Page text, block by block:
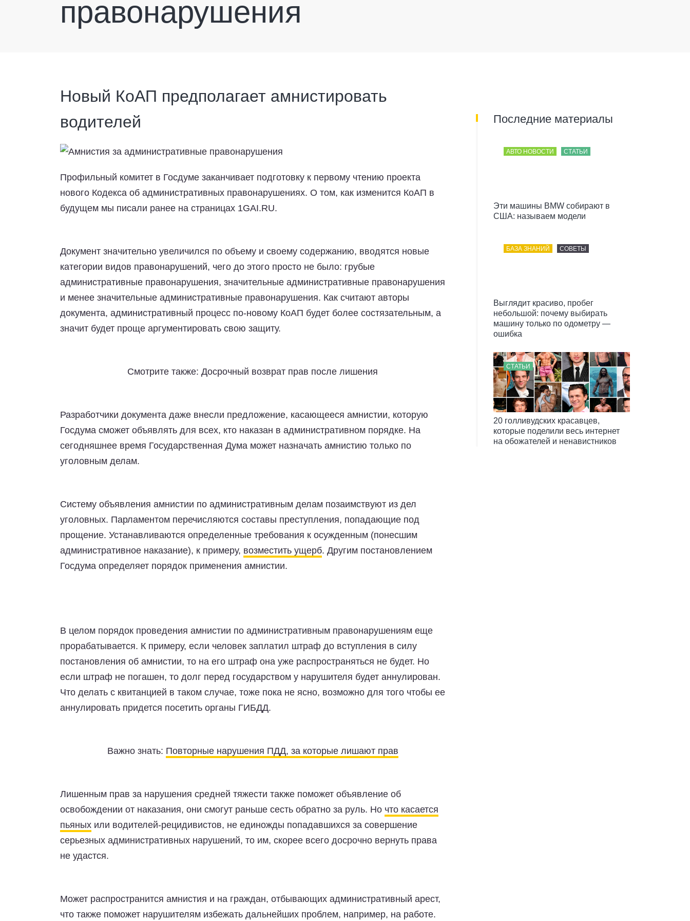
правонарушения
Новый КоАП предполагает амнистировать
водителей
Профильный комитет в Госдуме заканчивает подготовку к первому чтению проекта
нового Кодекса об административных правонарушениях. О том, как изменится КоАП в
будущем мы писали ранее на страницах 1GAI.RU.
Документ значительно увеличился по объему и своему содержанию, вводятся новые
категории видов правонарушений, чего до этого просто не было: грубые
административные правонарушения, значительные административные правонарушения
и менее значительные административные правонарушения. Как считают авторы
документа, административный процесс по-новому КоАП будет более состязательным, а
значит будет проще аргументировать свою защиту.
Смотрите также: Досрочный возврат прав после лишения
Разработчики документа даже внесли предложение, касающееся амнистии, которую
Госдума сможет объявлять для всех, кто наказан в административном порядке. На
сегодняшнее время Государственная Дума может назначать амнистию только по
уголовным делам.
Систему объявления амнистии по административным делам позаимствуют из дел
уголовных. Парламентом перечисляются составы преступления, попадающие под
прощение. Устанавливаются определенные требования к осужденным (понесшим
административное наказание), к примеру, возместить ущерб. Другим постановлением
Госдума определяет порядок применения амнистии.
В целом порядок проведения амнистии по административным правонарушениям еще
прорабатывается. К примеру, если человек заплатил штраф до вступления в силу
постановления об амнистии, то на его штраф она уже распространяться не будет. Но
если штраф не погашен, то долг перед государством у нарушителя будет аннулирован.
Что делать с квитанцией в таком случае, тоже пока не ясно, возможно для того чтобы ее
аннулировать придется посетить органы ГИБДД.
Важно знать: Повторные нарушения ПДД, за которые лишают прав
Лишенным прав за нарушения средней тяжести также поможет объявление об
освобождении от наказания, они смогут раньше сесть обратно за руль. Но что касается
пьяных или водителей-рецидивистов, не единожды попадавшихся за совершение
серьезных административных нарушений, то им, скорее всего досрочно вернуть права
не удастся.
Может распространится амнистия и на граждан, отбывающих административный арест,
что также поможет нарушителям избежать дальнейших проблем, например, на работе.
Последние материалы
АВТО НОВОСТИ СТАТЬИ
Эти машины BMW собирают в
США: называем модели
БАЗА ЗНАНИЙ СОВЕТЫ
Выглядит красиво, пробег
небольшой: почему выбирать
машину только по одометру —
ошибка
СТАТЬИ
20 голливудских красавцев,
которые поделили весь интернет
на обожателей и ненавистников